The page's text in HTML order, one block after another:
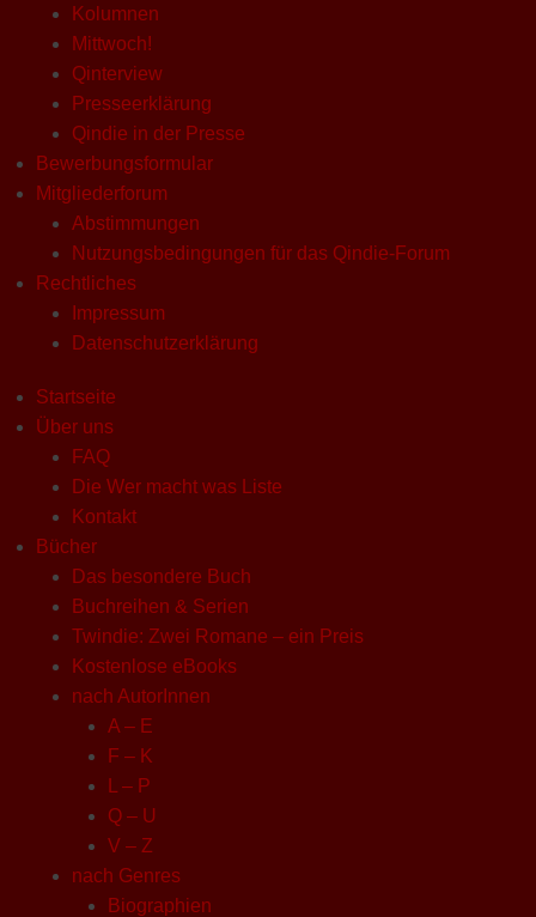
Kolumnen
Mittwoch!
Qinterview
Presseerklärung
Qindie in der Presse
Bewerbungsformular
Mitgliederforum
Abstimmungen
Nutzungsbedingungen für das Qindie-Forum
Rechtliches
Impressum
Datenschutzerklärung
Startseite
Über uns
FAQ
Die Wer macht was Liste
Kontakt
Bücher
Das besondere Buch
Buchreihen & Serien
Twindie: Zwei Romane – ein Preis
Kostenlose eBooks
nach AutorInnen
A – E
F – K
L – P
Q – U
V – Z
nach Genres
Biographien